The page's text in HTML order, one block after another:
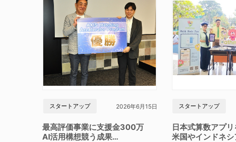
スタートアップ 2026年6月15日
最高評価事業に支援金300万
AI活用構想競う成果…
スタートアップ
日本式算数アプ
米国やインドネ